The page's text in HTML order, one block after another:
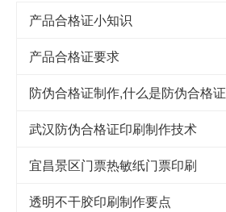
产品合格证小知识
产品合格证要求
防伪合格证制作,什么是防伪合格证
武汉防伪合格证印刷制作技术
宜昌景区门票热敏纸门票印刷
透明不干胶印刷制作要点